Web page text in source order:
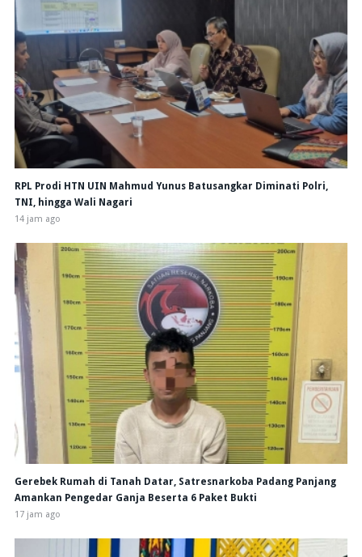
RPL Prodi HTN UIN Mahmud Yunus Batusangkar Diminati Polri,
TNI, hingga Wali Nagari
14 jam ago
Gerebek Rumah di Tanah Datar, Satresnarkoba Padang Panjang
Amankan Pengedar Ganja Beserta 6 Paket Bukti
17 jam ago